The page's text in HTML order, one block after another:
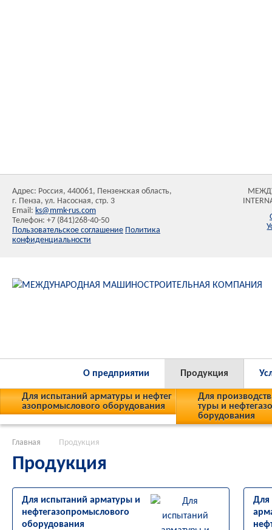
Адрес: Россия, 440061, Пензенская область,
г. Пенза, ул. Насосная, стр. 3
Email: ks@mmk-rus.com
Телефон: +7 (841)268-40-50
Пользовательское соглашение Политика
конфиденциальности
О предприятии Продукция
Для испытаний арматуры и нефтег
азопромыслового оборудования
Для
туры и
борудования
Главная Продукция
Продукция
Для испытаний арматуры и
нефтегазопромыслового
оборудования
Для